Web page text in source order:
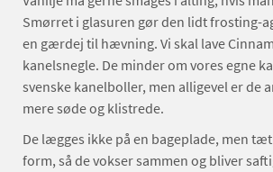
Smørret i glasuren gør den lidt frosting-
en gærdej til hævning. Vi skal lave
kanelsnegle. De minder om vores egne
svenske kanelboller, men alligevel er de
mere søde og klistrede.
De lægges ikke på en bageplade, men
form, så de vokser sammen og bliver